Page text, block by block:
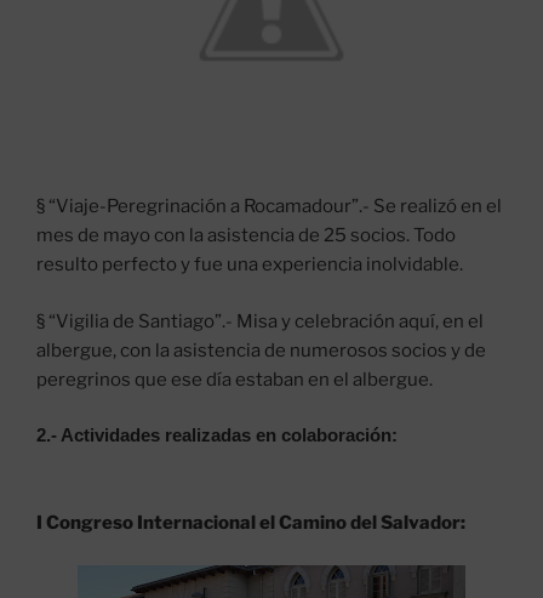
§ “Viaje-Peregrinación a Rocamadour”.- Se realizó en el
mes de mayo con la asistencia de 25 socios. Todo
resulto perfecto y fue una experiencia inolvidable.
§ “Vigilia de Santiago”.- Misa y celebración aquí, en el
albergue, con la asistencia de numerosos socios y de
peregrinos que ese día estaban en el albergue.
2.- Actividades realizadas en colaboración:
I Congreso Internacional el Camino del Salvador: